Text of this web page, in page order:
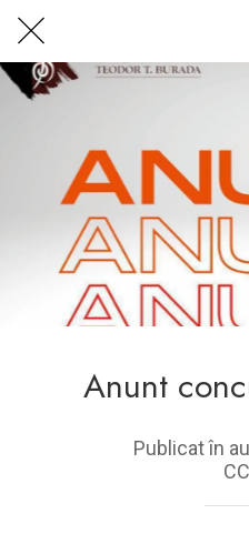
Anunt
Publicat în
Centrul Burada 🇷🇴